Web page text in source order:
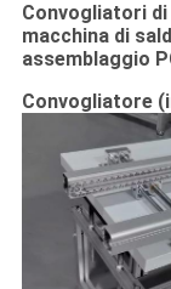
Convogliatori
macchina di
assemblaggio
Convogliatore